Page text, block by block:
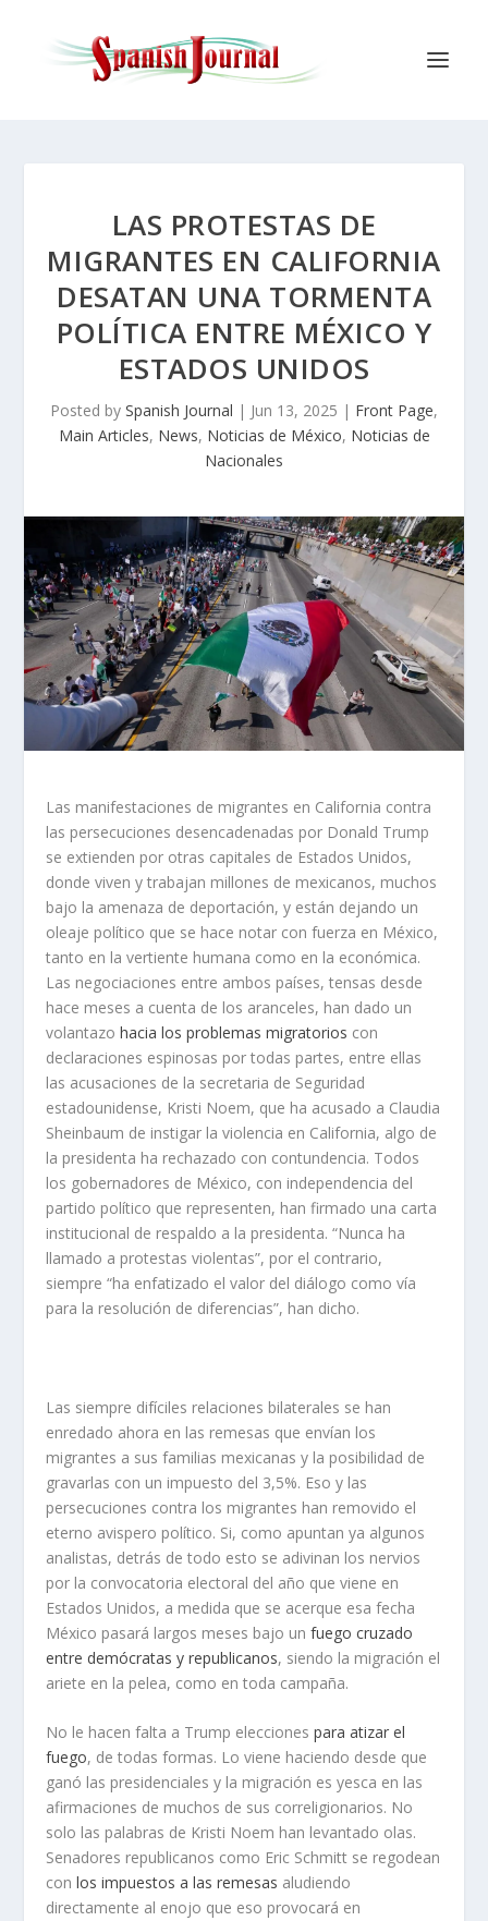
LAS PROTESTAS DE
MIGRANTES EN CALIFORNIA
DESATAN UNA TORMENTA
POLÍTICA ENTRE MÉXICO Y
ESTADOS UNIDOS
Posted by Spanish Journal | Jun 13, 2025 | Front Page,
Main Articles, News, Noticias de México, Noticias de
Nacionales
Las manifestaciones de migrantes en California contra
las persecuciones desencadenadas por Donald Trump
se extienden por otras capitales de Estados Unidos,
donde viven y trabajan millones de mexicanos, muchos
bajo la amenaza de deportación, y están dejando un
oleaje político que se hace notar con fuerza en México,
tanto en la vertiente humana como en la económica.
Las negociaciones entre ambos países, tensas desde
hace meses a cuenta de los aranceles, han dado un
volantazohacia los problemas migratorios con
declaraciones espinosas por todas partes, entre ellas
las acusaciones de la secretaria de Seguridad
estadounidense, Kristi Noem, que ha acusado a Claudia
Sheinbaum de instigar la violencia en California, algo de
la presidenta ha rechazado con contundencia. Todos
los gobernadores de México, con independencia del
partido político que representen, han firmado una carta
institucional de respaldo a la presidenta. “Nunca ha
llamado a protestas violentas”, por el contrario,
siempre “ha enfatizado el valor del diálogo como vía
para la resolución de diferencias”, han dicho.
Las siempre difíciles relaciones bilaterales se han
enredado ahora en las remesas que envían los
migrantes a sus familias mexicanas y la posibilidad de
gravarlas con un impuesto del 3,5%. Eso y las
persecuciones contra los migrantes han removido el
eterno avispero político. Si, como apuntan ya algunos
analistas, detrás de todo esto se adivinan los nervios
por la convocatoria electoral del año que viene en
Estados Unidos, a medida que se acerque esa fecha
México pasará largos meses bajo unfuego cruzado
entre demócratas y republicanos, siendo la migración el
ariete en la pelea, como en toda campaña.
No le hacen falta a Trump eleccionespara atizar el
fuego, de todas formas. Lo viene haciendo desde que
ganó las presidenciales y la migración es yesca en las
afirmaciones de muchos de sus correligionarios. No
solo las palabras de Kristi Noem han levantado olas.
Senadores republicanos como Eric Schmitt se regodean
conlos impuestos a las remesas aludiendo
directamente al enojo que eso provocará en